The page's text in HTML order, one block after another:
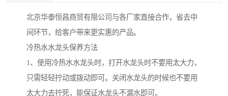
北京华泰恒昌商贸有限公司与各厂家直接合作，省去中
间环节，给客户带来更实惠的产品。
冷热水水龙头保养方法
1、使用冷热水水龙头时，打开水龙头时不要用太大力，
只需轻轻拧动或拨动即可。关闭水龙头的时候也不要用
太大力去拧死，能保证水龙头不漏水即可。